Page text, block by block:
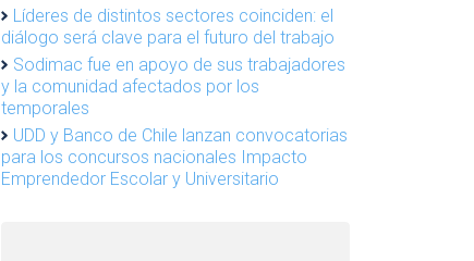
Líderes de distintos sectores coinciden: el
diálogo será clave para el futuro del trabajo
Sodimac fue en apoyo de sus trabajadores
y la comunidad afectados por los
temporales
UDD y Banco de Chile lanzan convocatorias
para los concursos nacionales Impacto
Emprendedor Escolar y Universitario